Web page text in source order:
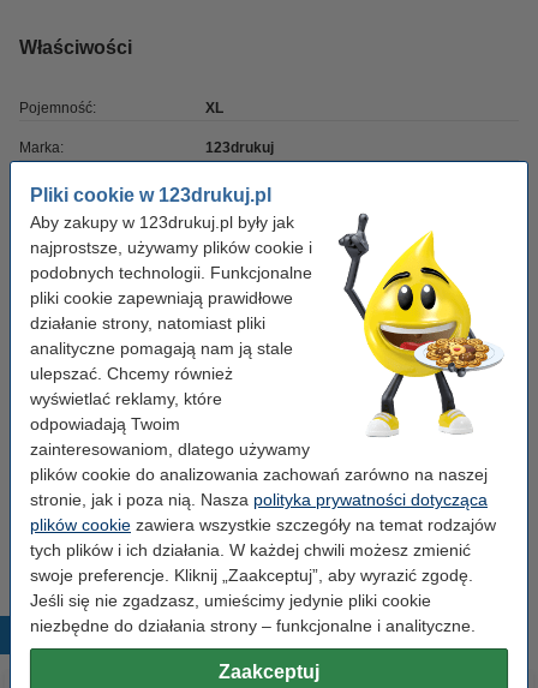
Pliki cookie w 123drukuj.pl
Aby zakupy w 123drukuj.pl były jak
najprostsze, używamy plików cookie i
podobnych technologii. Funkcjonalne
pliki cookie zapewniają prawidłowe
działanie strony, natomiast pliki
analityczne pomagają nam ją stale
ulepszać. Chcemy również
wyświetlać reklamy, które
odpowiadają Twoim
zainteresowaniom, dlatego używamy
plików cookie do analizowania zachowań zarówno na naszej
stronie, jak i poza nią. Nasza polityka prywatności dotycząca
plików cookie zawiera wszystkie szczegóły na temat rodzajów
tych plików i ich działania. W każdej chwili możesz zmienić
swoje preferencje. Kliknij „Zaakceptuj”, aby wyrazić zgodę.
Jeśli się nie zgadzasz, umieścimy jedynie pliki cookie
niezbędne do działania strony – funkcjonalne i analityczne.
Zaakceptuj
Właściwości
Pojemność: XL
Marka: 123drukuj
Wydajność: ± 2.500 stron
OEM: TN246Y
Numer artykułu: 051073
Kolor: żółty
Typ: toner
Numer:
Wskazówka: zamów papier
Papier ksero A4 80 g/m2 (2500 szt.), 123drukuj
(5 ryz)
110,00 zł
Popularne produkty